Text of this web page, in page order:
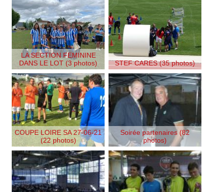
LA SECTION FEMININE
DANS LE LOT (3 photos)
STEF CARES (35 photos)
COUPE LOIRE SA 27-06-21
(22 photos)
Soirée partenaires (82
photos)